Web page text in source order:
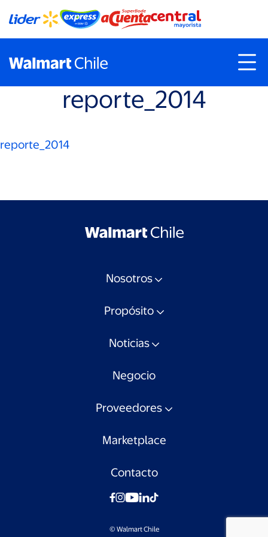
reporte_2014
reporte_2014
Nosotros
Propósito
Noticias
Negocio
Proveedores
Marketplace
Contacto
© Walmart Chile